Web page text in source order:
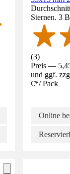
Sternen. 3
(3)
Preis —
und ggf.
€*/ Pack
Online